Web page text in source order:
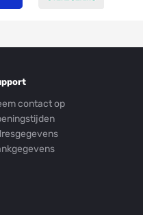
contact op